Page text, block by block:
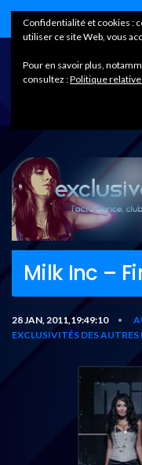
Milk Inc –
28 JAN, 2011,19:49:10 •
EXCLUSIVITÉS DES
Confidentialité et cookies :
utiliser ce site Web, vous
Pour en savoir plus,
consultez :Politique relative